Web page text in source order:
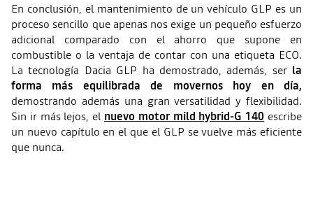
En conclusión, el mantenimiento de un vehículo GLP es un
proceso sencillo que apenas nos exige un pequeño esfuerzo
adicional comparado con el ahorro que supone en
combustible o la ventaja de contar con una etiqueta ECO.
La tecnología Dacia GLP ha demostrado, además, ser la
forma más equilibrada de movernos hoy en día,
demostrando además una gran versatilidad y flexibilidad.
Sin ir más lejos, el nuevo motor mild hybrid-G 140 escribe
un nuevo capítulo en el que el GLP se vuelve más eficiente
que nunca.